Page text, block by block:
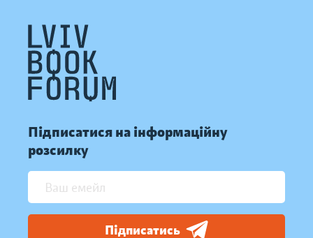
Підписатися на інформаційну
розсилку
Підписатись